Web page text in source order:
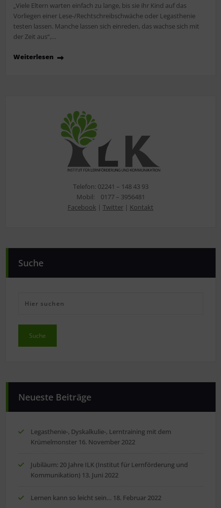
„Viele Eltern warten einfach zu lange, bis sie ihr Kind auf das
Vorliegen einer Lese-/Rechtschreibschwäche oder Legasthenie
testen lassen. Manche lassen sich einreden, das wachse sich mit
der Zeit aus“,…
Weiterlesen
Telefon: 02241 – 148 43 93
Mobil: 0177 – 3956481
Facebook | Twitter | Kontakt
Suche
Neueste Beiträge
Legasthenie-, Dyskalkulie-, Lerntraining mit dem
Krümelmonster 16. November 2022
Jubiläum: 20 Jahre ILK (Institut für Lernförderung und
Kommunikation) 13. Juni 2022
Lernen kann so leicht sein… 18. Februar 2022